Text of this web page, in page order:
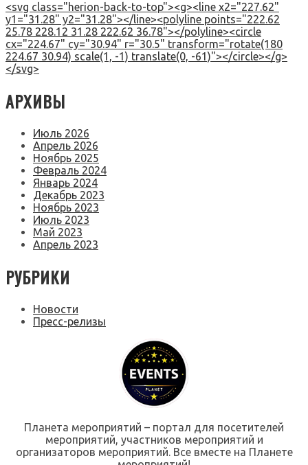
<svg class="herion-back-to-top"><g><line x2="227.62"
y1="31.28" y2="31.28"></line><polyline points="222.62
25.78 228.12 31.28 222.62 36.78"></polyline><circle
cx="224.67" cy="30.94" r="30.5" transform="rotate(180
224.67 30.94) scale(1, -1) translate(0, -61)"></circle></g>
</svg>
АРХИВЫ
Июль 2026
Апрель 2026
Ноябрь 2025
Февраль 2024
Январь 2024
Декабрь 2023
Ноябрь 2023
Июль 2023
Май 2023
Апрель 2023
РУБРИКИ
Новости
Пресс-релизы
Планета мероприятий – портал для посетителей
мероприятий, участников мероприятий и
организаторов мероприятий. Все вместе на Планете